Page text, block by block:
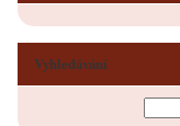
Vyhledávání